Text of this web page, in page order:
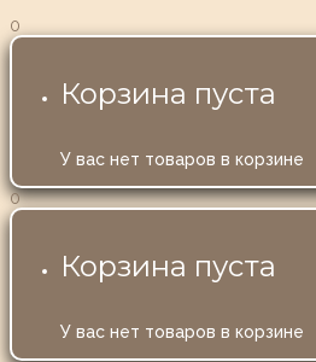
0
Корзина пуста
У вас нет товаров в корзине
0
Корзина пуста
У вас нет товаров в корзине